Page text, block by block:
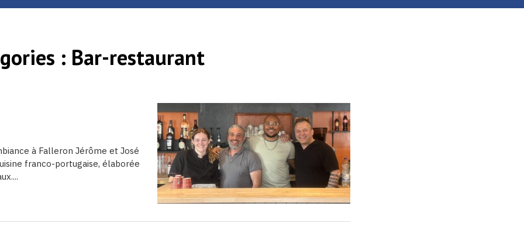
: Bar-restaurant
à Falleron Jérôme et José
franco-portugaise, élaborée